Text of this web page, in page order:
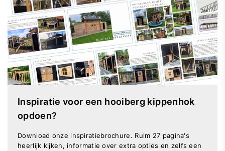
Inspiratie voor een hooiberg kippenhok
opdoen?
Download onze inspiratiebrochure. Ruim 27 pagina's
heerlijk kijken, informatie over extra opties en zelfs een